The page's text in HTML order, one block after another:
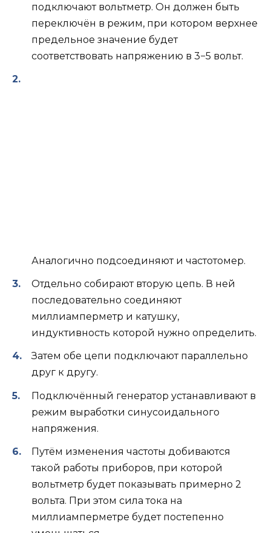
подключают вольтметр. Он должен быть
переключён в режим, при котором верхнее
предельное значение будет
соответствовать напряжению в 3−5 вольт.
Аналогично подсоединяют и частотомер.
Отдельно собирают вторую цепь. В ней
последовательно соединяют
миллиамперметр и катушку,
индуктивность которой нужно определить.
Затем обе цепи подключают параллельно
друг к другу.
Подключённый генератор устанавливают в
режим выработки синусоидального
напряжения.
Путём изменения частоты добиваются
такой работы приборов, при которой
вольтметр будет показывать примерно 2
вольта. При этом сила тока на
миллиамперметре будет постепенно